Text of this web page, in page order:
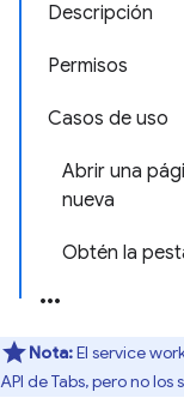
Descripción
Permisos
Casos de uso
Abrir una
nueva
Obtén la
Nota:El service
API de Tabs, pero no